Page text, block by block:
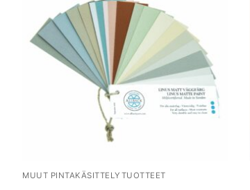
MUUT PINTAKÄSITTELYTUOTTEET